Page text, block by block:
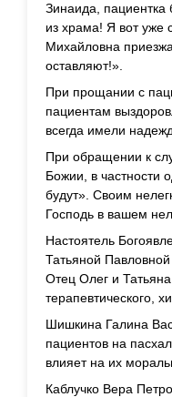
Зинаида, пациентка
из храма! Я вот уже
Михайловна
оставляют!».
При прощании с
пациентам
всегда имели
При обращении к
Божии, в частности
будут». Своим
Господь в вашем
Настоятель
Татьяной
Отец Олег и
терапевтического,
Шишкина Галина
пациентов на
влияет на их
Каблучко Вера